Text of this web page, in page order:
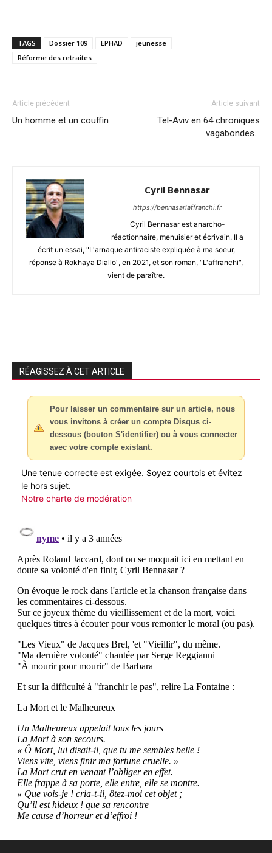
TAGS Dossier 109 EPHAD
jeunesse
Réforme des retraites
Article précédent
Un homme et un couffin
Article suivant
Tel-Aviv en 64 chroniques
vagabondes…
Cyril Bennasar
https://bennasarlaffranchi.fr
Cyril Bennasar est anarcho-
réactionnaire, menuisier et écrivain. Il a
écrit un essai, "L'arnaque antiraciste expliquée à ma soeur,
réponse à Rokhaya Diallo", en 2021, et son roman, "L'affranchi",
vient de paraître.
RÉAGISSEZ À CET ARTICLE
Pour laisser un commentaire sur un article, nous
vous invitons à créer un compte Disqus ci-
dessous (bouton S'identifier) ou à vous connecter
avec votre compte existant.
Une tenue correcte est exigée. Soyez courtois et évitez
le hors sujet.
Notre charte de modération